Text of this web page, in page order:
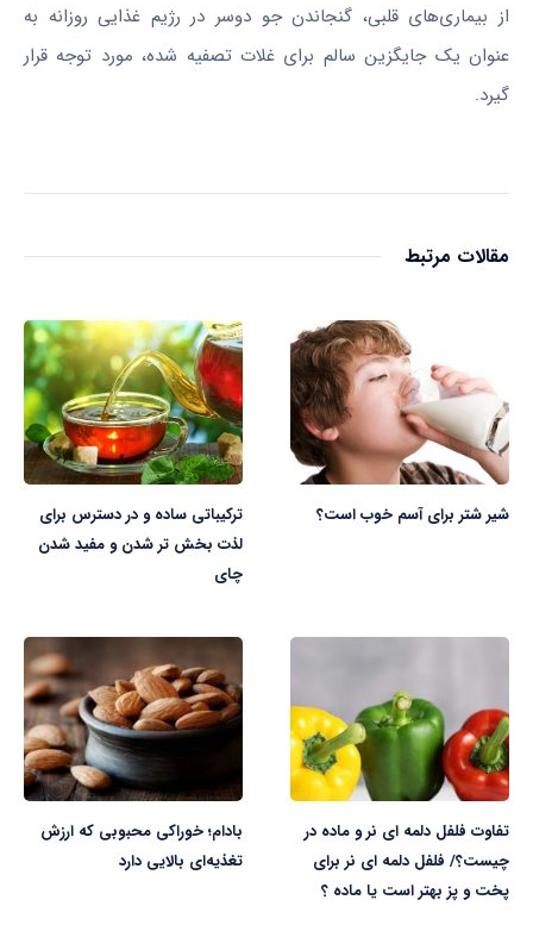
از بیماری‌های قلبی، گنجاندن جو دوسر در رژیم غذایی روزانه به
عنوان یک جایگزین سالم برای غلات تصفیه شده، مورد توجه قرار
گیرد.
مقالات مرتبط
شیر شتر برای آسم خوب است؟
ترکیباتی ساده و در دسترس برای
لذت بخش تر شدن و مفید شدن
چای
تفاوت فلفل دلمه ای نر و ماده در
چیست؟/ فلفل دلمه ای نر برای
پخت و پز بهتر است یا ماده ؟
بادام؛ خوراکی محبوبی که ارزش
تغذیه‌ای بالایی دارد